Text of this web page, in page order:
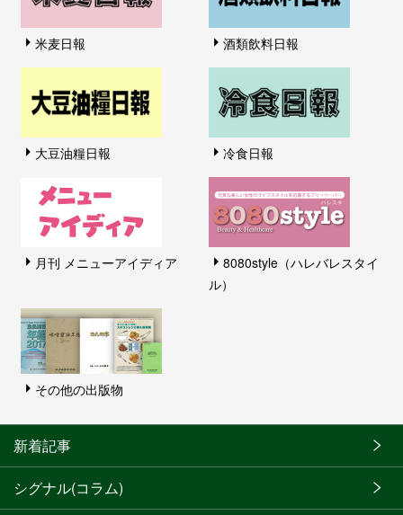
米麦日報 酒類飲料日報
大豆油糧日報 冷食日報
月刊 メニューアイディア
8080style（ハレバレスタイ
ル）
その他の出版物
新着記事
シグナル(コラム)